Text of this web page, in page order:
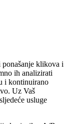
ponašanje klikova i
ih analizirati
i kontinuirano
Uz Vaš
usluge